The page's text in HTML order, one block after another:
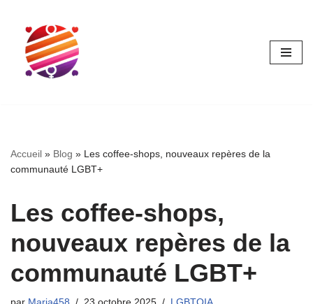
Aller
contenu
Accueil » Blog » Les coffee-shops, nouveaux repères de la
communauté LGBT+
Les coffee-shops,
nouveaux repères de la
communauté LGBT+